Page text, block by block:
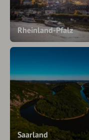
Rheinland-Pfalz
Saarland